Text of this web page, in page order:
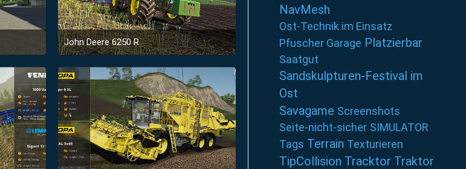
John Deere 6250 R
22. Dezember 2018 um 02:27
NavMesh
Ost-Technik im Einsatz
Pfuscher Garage Platzierbar
Saatgut
Sandskulpturen-Festival im
Ost
Savagame Screenshots
Seite-nicht-sicher SIMULATOR
Tags Terrain Texturieren
TipCollision Tracktor Traktor